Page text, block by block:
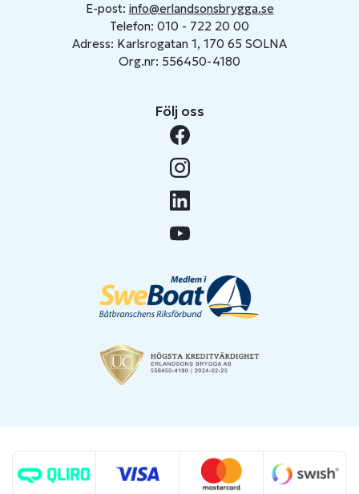
E-post: info@erlandsonsbrygga.se
Telefon: 010 - 722 20 00
Adress: Karlsrogatan 1, 170 65 SOLNA
Org.nr: 556450-4180
Följ oss